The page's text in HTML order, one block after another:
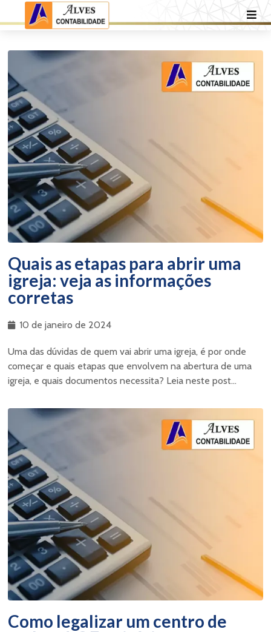
Quais as etapas para abrir uma
igreja: veja as informações
corretas
10 de janeiro de 2024
Uma das dúvidas de quem vai abrir uma igreja, é por onde
começar e quais etapas que envolvem na abertura de uma
igreja, e quais documentos necessita? Leia neste post...
Como legalizar um centro de